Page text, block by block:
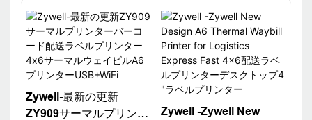
Zywell-最新の更新
ZY909サーマルプリンタ
Zywell -Zywell New